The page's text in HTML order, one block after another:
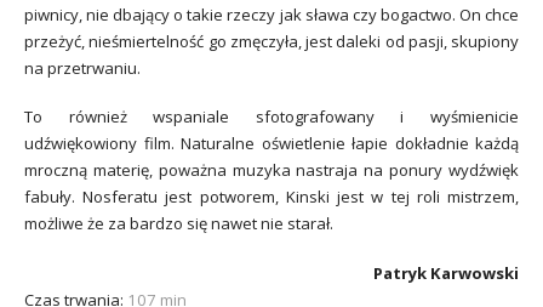
piwnicy, nie dbający o takie rzeczy jak sława czy bogactwo. On chce
przeżyć, nieśmiertelność go zmęczyła, jest daleki od pasji, skupiony
na przetrwaniu.
To również wspaniale sfotografowany i wyśmienicie
udźwiękowiony film. Naturalne oświetlenie łapie dokładnie każdą
mroczną materię, poważna muzyka nastraja na ponury wydźwięk
fabuły. Nosferatu jest potworem, Kinski jest w tej roli mistrzem,
możliwe że za bardzo się nawet nie starał.
Patryk Karwowski
Czas trwania: 107 min